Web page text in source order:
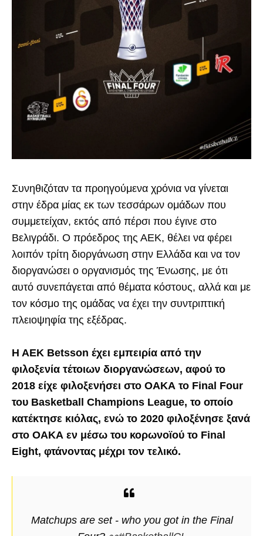
Συνηθιζόταν τα προηγούμενα χρόνια να γίνεται
στην έδρα μίας εκ των τεσσάρων ομάδων που
συμμετείχαν, εκτός από πέρσι που έγινε στο
Βελιγράδι. Ο πρόεδρος της ΑΕΚ, θέλει να φέρει
λοιπόν τρίτη διοργάνωση στην Ελλάδα και να τον
διοργανώσει ο οργανισμός της Ένωσης, με ότι
αυτό συνεπάγεται από θέματα κόστους, αλλά και με
τον κόσμο της ομάδας να έχει την συντριπτική
πλειοψηφία της εξέδρας.
Η ΑΕΚ Betsson έχει εμπειρία από την
φιλοξενία τέτοιων διοργανώσεων, αφού το
2018 είχε φιλοξενήσει στο ΟΑΚΑ το Final Four
του Basketball Champions League, το οποίο
κατέκτησε κιόλας, ενώ το 2020 φιλοξένησε ξανά
στο ΟΑΚΑ εν μέσω του κορωνοϊού το Final
Eight, φτάνοντας μέχρι τον τελικό.
Matchups are set - who you got in the Final